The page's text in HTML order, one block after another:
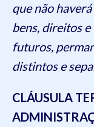
que não
bens, direitos
futuros,
distintos e
CLÁUSULA